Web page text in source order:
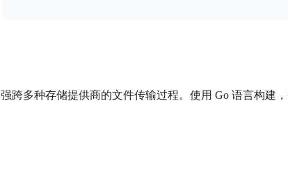
跨多种存储提供商的文件传输过程。使用 Go 语言构建